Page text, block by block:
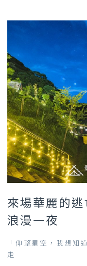
來場華麗的
浪漫一夜
「仰望星空，我想知
走...